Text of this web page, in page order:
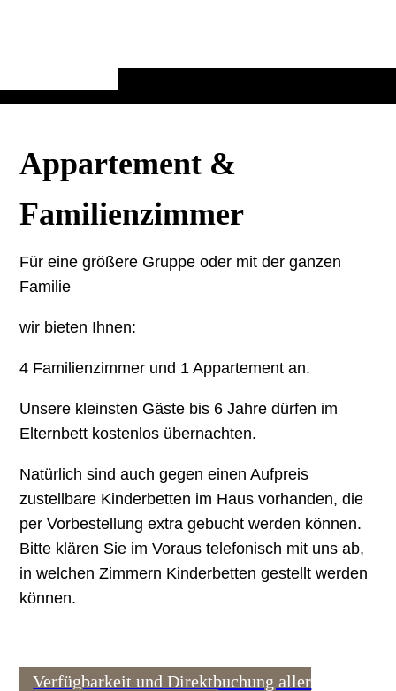
Appartement &
Familienzimmer
Für eine größere Gruppe oder mit der ganzen
Familie
wir bieten Ihnen:
4 Familienzimmer und 1 Appartement an.
Unsere kleinsten Gäste bis 6 Jahre dürfen im
Elternbett kostenlos übernachten.
Natürlich sind auch gegen einen Aufpreis
zustellbare Kinderbetten im Haus vorhanden, die
per Vorbestellung extra gebucht werden können.
Bitte klären Sie im Voraus telefonisch mit uns ab,
in welchen Zimmern Kinderbetten gestellt werden
können.
Verfügbarkeit und Direktbuchung aller